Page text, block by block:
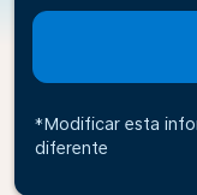
*Modificar esta
diferente